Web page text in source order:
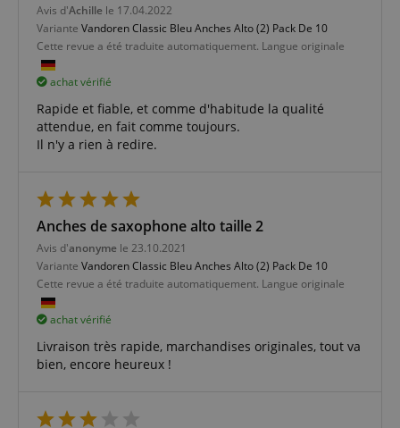
Avis d'Achille le 17.04.2022
Variante Vandoren Classic Bleu Anches Alto (2) Pack De 10
Cette revue a été traduite automatiquement. Langue originale
achat vérifié
Rapide et fiable, et comme d'habitude la qualité
attendue, en fait comme toujours.
Il n'y a rien à redire.
Anches de saxophone alto taille 2
Avis d'anonyme le 23.10.2021
Variante Vandoren Classic Bleu Anches Alto (2) Pack De 10
Cette revue a été traduite automatiquement. Langue originale
achat vérifié
Livraison très rapide, marchandises originales, tout va
bien, encore heureux !
sid_key
CrossDomainCookieScriptConsent_389
.crossdomain.cookie-
script.com
FPGSID
Domaine
description
sib_cuid
Nom
Fournisseur /
Domaine
Nom
apay-session-
set
1 an